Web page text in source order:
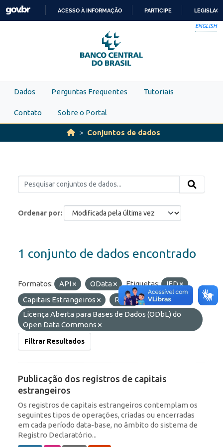
Skip to main content
PARA
O
CONTEÚDO
ACESSO À INFORMAÇÃO PARTICIPE
ENGLISH
Dados Perguntas Frequentes Tutoriais
Contato Sobre o Portal
Conjuntos de dados
Ordenar por
1 conjunto de dados encontrado
Formatos: API OData Etiquetas:
IED
Capitais Estrangeiros
ROF
Licenças:
Licença Aberta para Bases de Dados (ODbL) do
Open Data Commons
Filtrar Resultados
Publicação dos registros de capitais
estrangeiros
Os registros de capitais estrangeiros contemplam os
seguintes tipos de operações, criadas ou encerradas
em cada período data-base, no âmbito do sistema de
Registro Declaratório...